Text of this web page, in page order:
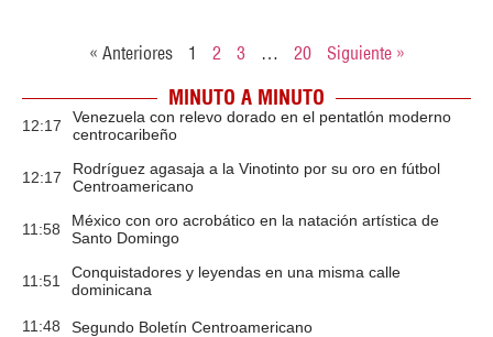
« Anteriores 1 2 3 … 20 Siguiente »
MINUTO A MINUTO
12:17
Venezuela con relevo dorado en el pentatlón moderno
centrocaribeño
12:17
Rodríguez agasaja a la Vinotinto por su oro en fútbol
Centroamericano
11:58
México con oro acrobático en la natación artística de
Santo Domingo
11:51
Conquistadores y leyendas en una misma calle
dominicana
11:48 Segundo Boletín Centroamericano